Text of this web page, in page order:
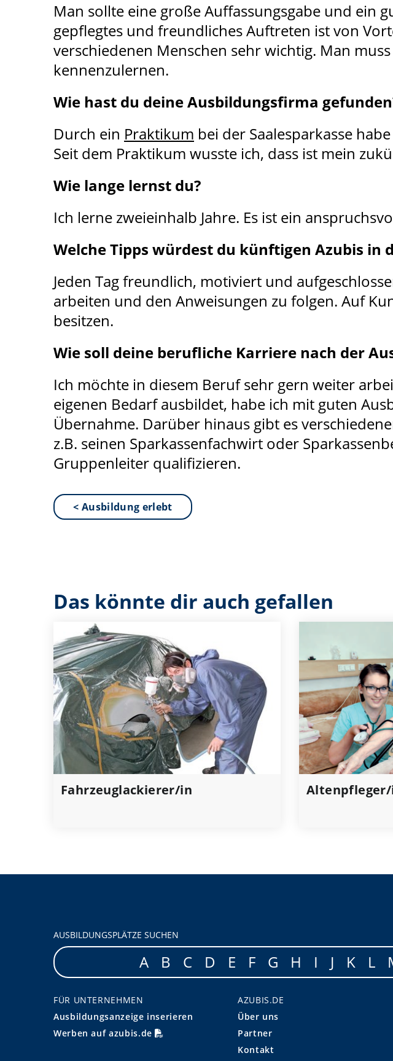
Man sollte eine große Auffassungsgabe und ein
gepflegtes und freundliches Auftreten ist von
verschiedenen Menschen sehr wichtig. Man
kennenzulernen.
Wie hast du deine Ausbildungsfirma
Durch ein Praktikum bei der Saalesparkasse
Seit dem Praktikum wusste ich, dass ist mein
Wie lange lernst du?
Ich lerne zweieinhalb Jahre. Es ist ein
Welche Tipps würdest du künftigen Azubis in
Jeden Tag freundlich, motiviert und
arbeiten und den Anweisungen zu folgen. Auf
besitzen.
Wie soll deine berufliche Karriere nach der
Ich möchte in diesem Beruf sehr gern weiter
eigenen Bedarf ausbildet, habe ich mit guten
Übernahme. Darüber hinaus gibt es
z.B. seinen Sparkassenfachwirt oder
Gruppenleiter qualifizieren.
< Ausbildung erlebt
Das könnte dir auch gefallen
Fahrzeuglackierer/in
AUSBILDUNGSPLÄTZE SUCHEN
A B C D E F G H I J K L
FÜR UNTERNEHMEN
Ausbildungsanzeige inserieren
Werben auf azubis.de
AZUBIS.DE
Über uns
Partner
Kontakt